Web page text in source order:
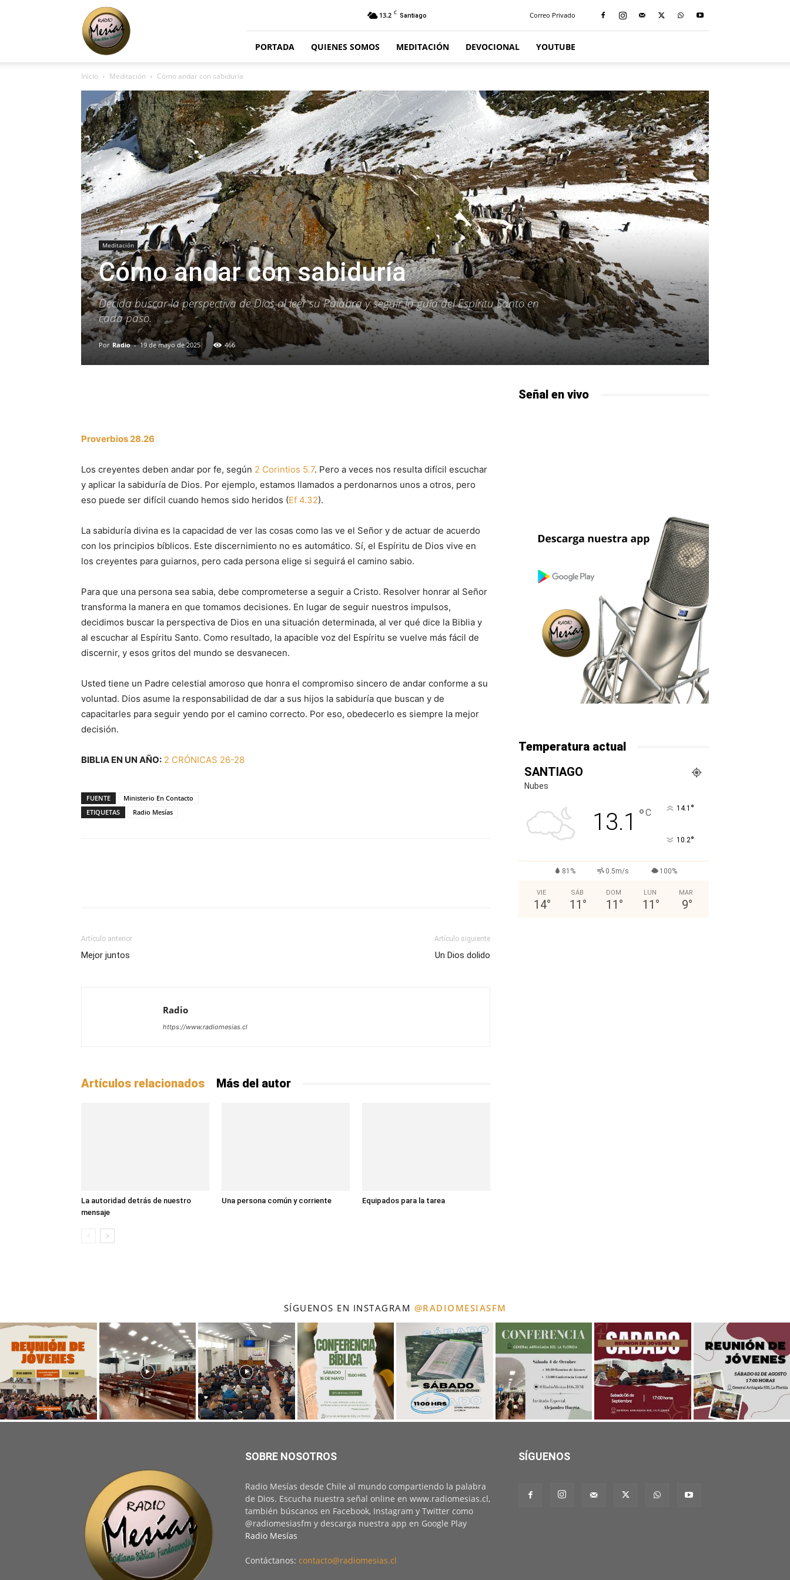
Radio
Mesías
13.2 C Santiago Correo Privado
PORTADA QUIENES SOMOS MEDITACIÓN DEVOCIONAL YOUTUBE
Inicio Meditación Cómo andar con sabiduría
Meditación
Cómo andar con sabiduría
Decida buscar la perspectiva de Dios al leer su Palabra y seguir la guía del Espíritu Santo en
cada paso.
Por Radio - 19 de mayo de 2025 466
Proverbios 28.26
Los creyentes deben andar por fe, según 2 Corintios 5.7. Pero a veces nos resulta difícil escuchar
y aplicar la sabiduría de Dios. Por ejemplo, estamos llamados a perdonarnos unos a otros, pero
eso puede ser difícil cuando hemos sido heridos (Ef 4.32).
La sabiduría divina es la capacidad de ver las cosas como las ve el Señor y de actuar de acuerdo
con los principios bíblicos. Este discernimiento no es automático. Sí, el Espíritu de Dios vive en
los creyentes para guiarnos, pero cada persona elige si seguirá el camino sabio.
Para que una persona sea sabia, debe comprometerse a seguir a Cristo. Resolver honrar al Señor
transforma la manera en que tomamos decisiones. En lugar de seguir nuestros impulsos,
decidimos buscar la perspectiva de Dios en una situación determinada, al ver qué dice la Biblia y
al escuchar al Espíritu Santo. Como resultado, la apacible voz del Espíritu se vuelve más fácil de
discernir, y esos gritos del mundo se desvanecen.
Usted tiene un Padre celestial amoroso que honra el compromiso sincero de andar conforme a su
voluntad. Dios asume la responsabilidad de dar a sus hijos la sabiduría que buscan y de
capacitarles para seguir yendo por el camino correcto. Por eso, obedecerlo es siempre la mejor
decisión.
BIBLIA EN UN AÑO: 2 CRÓNICAS 26-28
FUENTE
Ministerio En Contacto
ETIQUETAS
Radio Mesías
Artículo anterior
Mejor juntos
Artículo siguiente
Un Dios dolido
Radio
https://www.radiomesias.cl
Artículos relacionados Más del autor
La autoridad detrás de nuestro
mensaje
Una persona común y corriente Equipados para la tarea
Señal en vivo
Temperatura actual
SANTIAGO
Nubes
13.1 °C 14.1 °
10.2°
81% 0.5m/s 100%
VIE
14°
SÁB
11 °
DOM
11 °
LUN
11 °
MAR
9°
SÍGUENOS EN INSTAGRAM @RADIOMESIASFM
SOBRE NOSOTROS
Radio Mesías desde Chile al mundo compartiendo la palabra
de Dios. Escucha nuestra señal online en www.radiomesias.cl,
también búscanos en Facebook, Instagram y Twitter como
@radiomesiasfm y descarga nuestra app en Google Play
Radio Mesías
Contáctanos: contacto@radiomesias.cl
SÍGUENOS